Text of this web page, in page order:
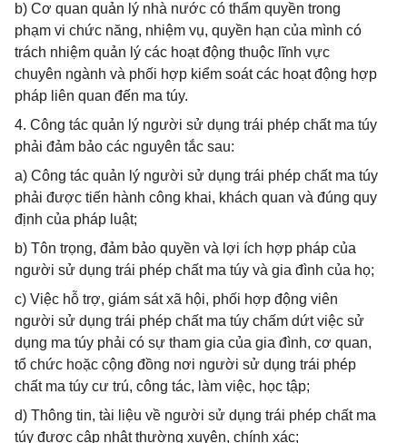
b) Cơ quan quản lý nhà nước có thẩm quyền trong
phạm vi chức năng, nhiệm vụ, quyền hạn của mình có
trách nhiệm quản lý các hoạt động thuộc lĩnh vực
chuyên ngành và phối hợp kiểm soát các hoạt động hợp
pháp liên quan đến ma túy.
4. Công tác quản lý người sử dụng trái phép chất ma túy
phải đảm bảo các nguyên tắc sau:
a) Công tác quản lý người sử dụng trái phép chất ma túy
phải được tiến hành công khai, khách quan và đúng quy
định của pháp luật;
b) Tôn trọng, đảm bảo quyền và lợi ích hợp pháp của
người sử dụng trái phép chất ma túy và gia đình của họ;
c) Việc hỗ trợ, giám sát xã hội, phối hợp động viên
người sử dụng trái phép chất ma túy chấm dứt việc sử
dụng ma túy phải có sự tham gia của gia đình, cơ quan,
tổ chức hoặc cộng đồng nơi người sử dụng trái phép
chất ma túy cư trú, công tác, làm việc, học tập;
d) Thông tin, tài liệu về người sử dụng trái phép chất ma
túy được cập nhật thường xuyên, chính xác;